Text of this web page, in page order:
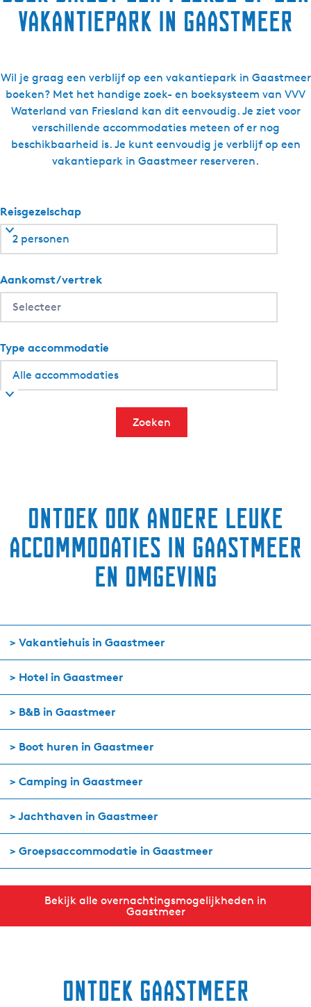
e
a
r
d
vakantiepark in Gaastmeer
Wil je graag een verblijf op een vakantiepark in Gaastmeer
boeken? Met het handige zoek- en boeksysteem van VVV
Waterland van Friesland kan dit eenvoudig. Je ziet voor
verschillende accommodaties meteen of er nog
beschikbaarheid is. Je kunt eenvoudig je verblijf op een
vakantiepark in Gaastmeer reserveren.
Reisgezelschap
2 personen
Aankomst/vertrek
Type accommodatie
Zoeken
Ontdek ook andere leuke
accommodaties in Gaastmeer
en omgeving
> Vakantiehuis in Gaastmeer
> Hotel in Gaastmeer
> B&B in Gaastmeer
> Boot huren in Gaastmeer
> Camping in Gaastmeer
> Jachthaven in Gaastmeer
> Groepsaccommodatie in Gaastmeer
Bekijk alle overnachtingsmogelijkheden in
Gaastmeer
Ontdek Gaastmeer